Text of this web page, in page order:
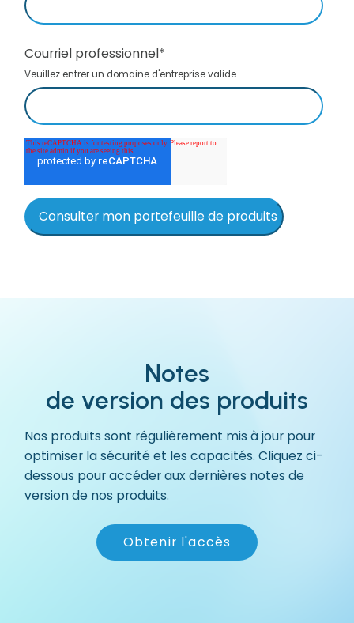
Courriel professionnel*
Veuillez entrer un domaine d'entreprise valide
Notes
de version des produits
Nos produits sont régulièrement mis à jour pour
optimiser la sécurité et les capacités. Cliquez ci-
dessous pour accéder aux dernières notes de
version de nos produits.
Obtenir l'accès